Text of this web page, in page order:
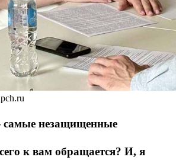
незащищенные
к вам обращается? И, я